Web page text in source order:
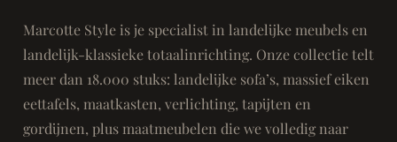
Marcotte Style is je specialist in landelijke meubels en
landelijk-klassieke totaalinrichting. Onze collectie telt
meer dan 18.000 stuks: landelijke sofa’s, massief eiken
eettafels, maatkasten, verlichting, tapijten en
gordijnen, plus maatmeubelen die we volledig naar